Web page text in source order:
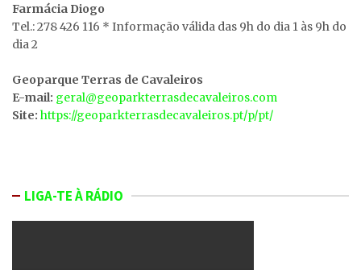
Farmácia Diogo
Tel.: 278 426 116 * Informação válida das 9h do dia 1 às 9h do
dia 2
Geoparque Terras de Cavaleiros
E-mail: geral@geoparkterrasdecavaleiros.com
Site: https://geoparkterrasdecavaleiros.pt/p/pt/
LIGA-TE À RÁDIO